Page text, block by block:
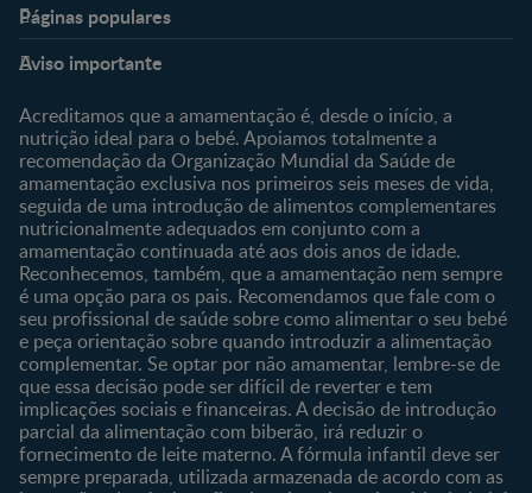
Páginas populares
Sobre Nós
Sobre o Clube
Clube Bebé Nestlé
Entrar/Registe-se
Comprar
Os nossos produtos
As nossas marcas
Aviso importante
Acreditamos que a amamentação é, desde o início, a
nutrição ideal para o bebé. Apoiamos totalmente a
recomendação da Organização Mundial da Saúde de
amamentação exclusiva nos primeiros seis meses de vida,
seguida de uma introdução de alimentos complementares
nutricionalmente adequados em conjunto com a
amamentação continuada até aos dois anos de idade.
Reconhecemos, também, que a amamentação nem sempre
é uma opção para os pais. Recomendamos que fale com o
seu profissional de saúde sobre como alimentar o seu bebé
e peça orientação sobre quando introduzir a alimentação
complementar. Se optar por não amamentar, lembre-se de
que essa decisão pode ser difícil de reverter e tem
implicações sociais e financeiras. A decisão de introdução
parcial da alimentação com biberão, irá reduzir o
fornecimento de leite materno. A fórmula infantil deve ser
sempre preparada, utilizada armazenada de acordo com as